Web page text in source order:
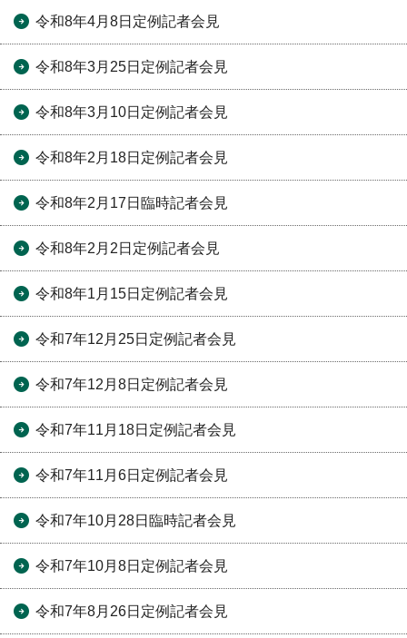
令和8年4月8日定例記者会見
令和8年3月25日定例記者会見
令和8年3月10日定例記者会見
令和8年2月18日定例記者会見
令和8年2月17日臨時記者会見
令和8年2月2日定例記者会見
令和8年1月15日定例記者会見
令和7年12月25日定例記者会見
令和7年12月8日定例記者会見
令和7年11月18日定例記者会見
令和7年11月6日定例記者会見
令和7年10月28日臨時記者会見
令和7年10月8日定例記者会見
令和7年8月26日定例記者会見